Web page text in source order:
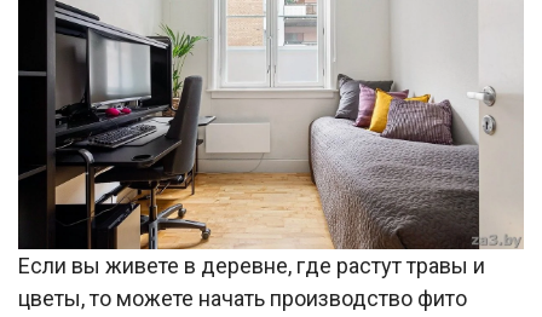
Если вы живете в деревне, где растут травы и
цветы, то можете начать производство фито